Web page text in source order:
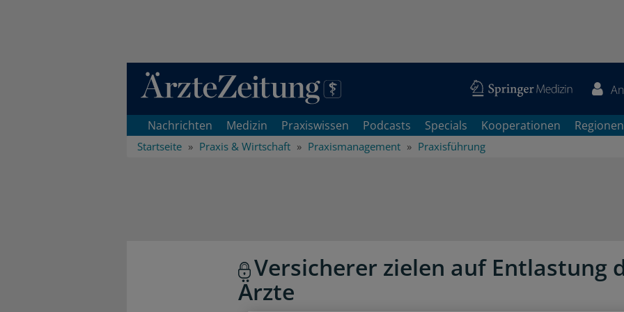
Direkt zum Inhaltsbereich
Nachrichten Medizin Praxiswissen Podcasts Specials Kooperationen Regionen
Startseite Praxis & Wirtschaft Praxismanagement Praxisführung
Versicherer zielen auf Entlastung
Ärzte